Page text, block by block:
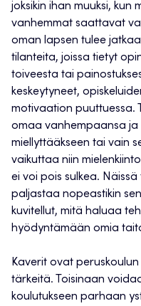
joksikin ihan muuksi, kun
vanhemmat saattavat
oman lapsen tulee
tilanteita, joissa tietyt
toiveesta tai
keskeytyneet,
motivaation puuttuessa.
omaa vanhempaansa
miellyttääkseen tai vain
vaikuttaa niin
ei voi pois sulkea.
paljastaa nopeastikin
kuvitellut, mitä haluaa
hyödyntämään omia
Kaverit ovat
tärkeitä. Toisinaan
koulutukseen parhaan